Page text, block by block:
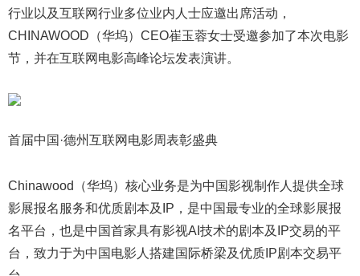
行业以及互联网行业多位业内人士应邀出席活动，
CHINAWOOD（华坞）CEO崔玉蓉女士受邀参加了本次电影
节，并在互联网电影高峰论坛发表演讲。
首届中国·德州互联网电影周表彰盛典
Chinawood（华坞）核心业务是为中国影视制作人提供全球
影展报名服务和优质剧本及IP，是中国最专业的全球影展报
名平台，也是中国首家具有影视AI技术的剧本及IP交易的平
台，致力于为中国电影人搭建国际桥梁及优质IP剧本交易平